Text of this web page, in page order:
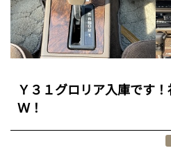
Ｙ３１グロリア入庫です
Ｗ！